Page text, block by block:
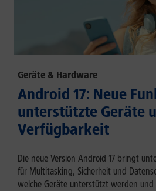
Geräte & Hardware
Android 17: Neue
unterstützte Geräte
Verfügbarkeit
Die neue Version Android 17 bringt
für Multitasking, Sicherheit und
welche Geräte unterstützt werden